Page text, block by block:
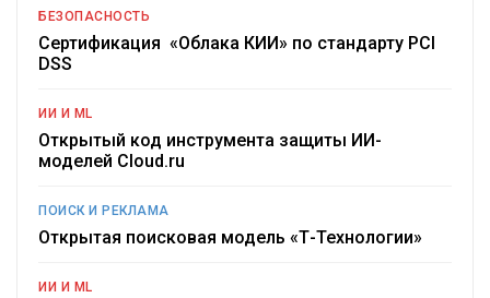
БЕЗОПАСНОСТЬ
Сертификация «Облака КИИ» по стандарту PCI
DSS
ИИ И ML
Открытый код инструмента защиты ИИ-
моделей Cloud.ru
ПОИСК И РЕКЛАМА
Открытая поисковая модель «Т-Технологии»
ИИ И ML